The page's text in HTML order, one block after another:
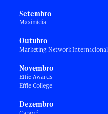
Setembro
Maximídia
Outubro
Marketing Network Internacional
Novembro
Effie Awards
Effie College
Dezembro